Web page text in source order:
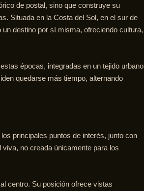
de postal, sino que construye su
Situada en la Costa del Sol, en el sur de
destino por sí misma, ofreciendo cultura,
épocas, integradas en un tejido urbano
quedarse más tiempo, alternando
principales puntos de interés, junto con
no creada únicamente para los
centro. Su posición ofrece vistas